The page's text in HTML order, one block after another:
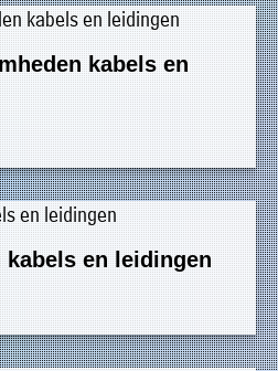
kabels en
kabels en leidingen